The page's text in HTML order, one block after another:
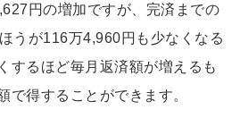
円の増加ですが、完済までの
うが116万4,960円も少なくなる
するほど毎月返済額が増えるも
で得することができます。